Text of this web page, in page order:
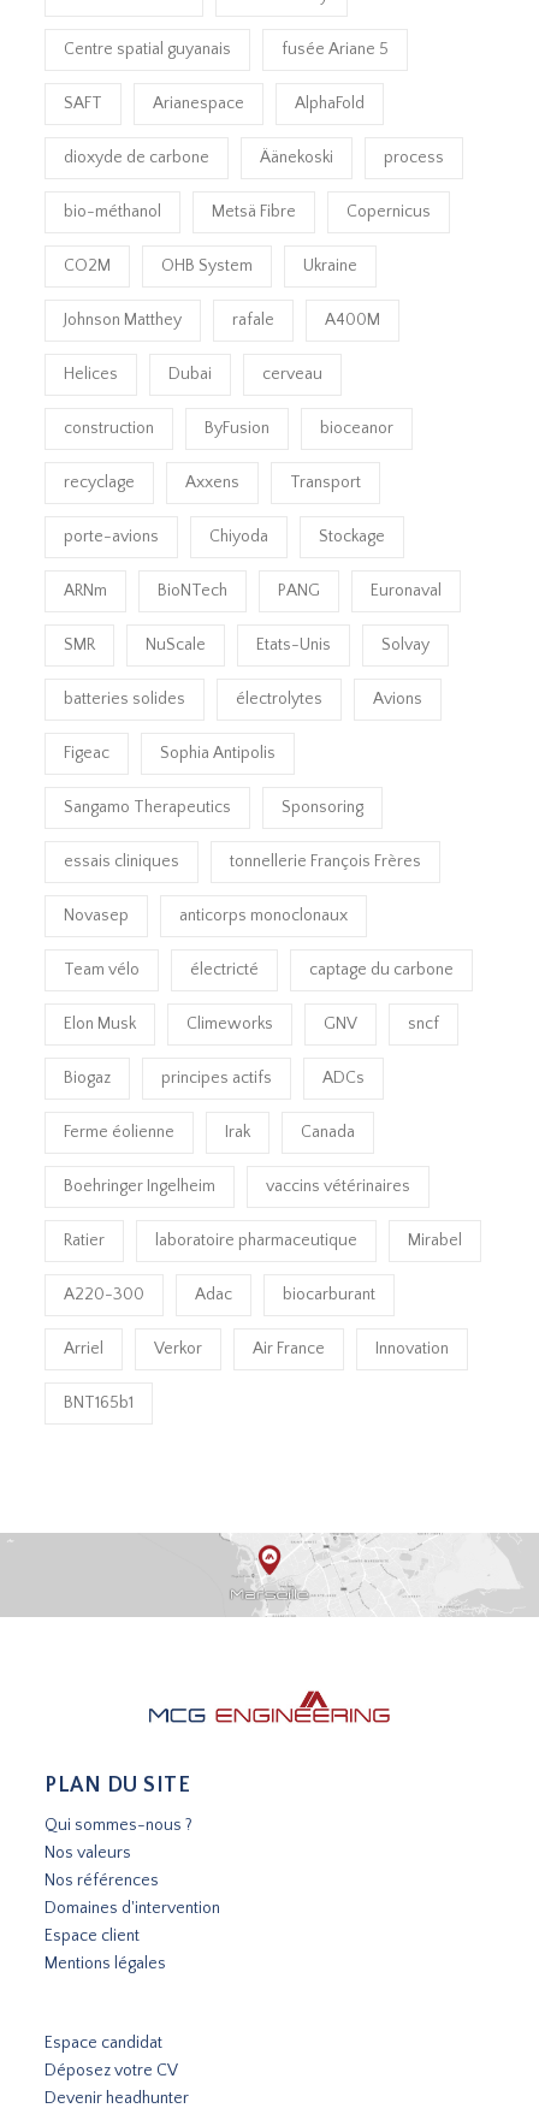
Centre spatial guyanais fusée Ariane 5
SAFT Arianespace AlphaFold
dioxyde de carbone Äänekoski process
bio-méthanol Metsä Fibre Copernicus
CO2M OHB System Ukraine
Johnson Matthey rafale A400M
Helices Dubai cerveau
construction ByFusion bioceanor
recyclage Axxens Transport
porte-avions Chiyoda Stockage
ARNm BioNTech PANG Euronaval
SMR NuScale Etats-Unis Solvay
batteries solides électrolytes Avions
Figeac Sophia Antipolis
Sangamo Therapeutics Sponsoring
essais cliniques tonnellerie François Frères
Novasep anticorps monoclonaux
Team vélo électricté captage du carbone
Elon Musk Climeworks GNV sncf
Biogaz principes actifs ADCs
Ferme éolienne Irak Canada
Boehringer Ingelheim vaccins vétérinaires
Ratier laboratoire pharmaceutique Mirabel
A220-300 Adac biocarburant
Arriel Verkor Air France Innovation
BNT165b1
PLAN DU SITE
Qui sommes-nous ?
Nos valeurs
Nos références
Domaines d'intervention
Espace client
Mentions légales
Espace candidat
Déposez votre CV
Devenir headhunter